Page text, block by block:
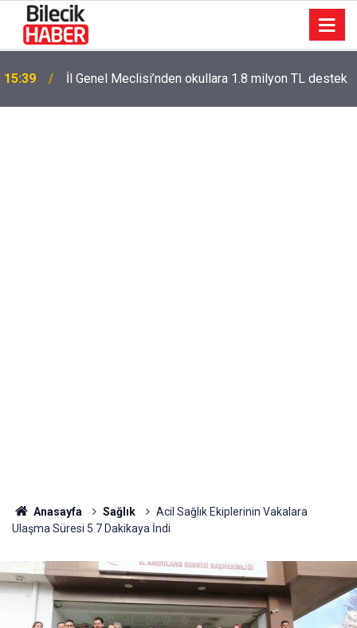
15:39 İl Genel Meclisi’nden okullara 1.8 milyon TL destek
Anasayfa Sağlık
Acil Sağlık Ekiplerinin Vakalara
Ulaşma Süresi 5.7 Dakikaya İndi